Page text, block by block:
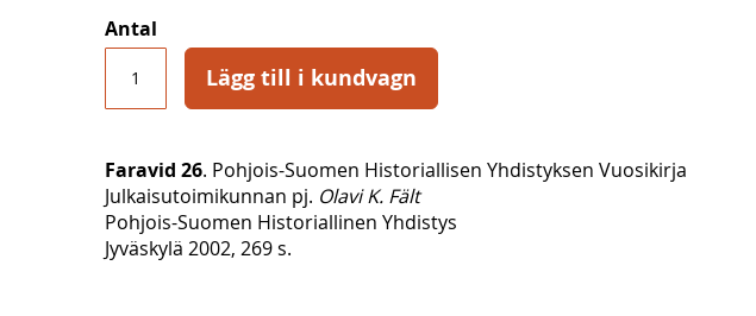
Antal
Lägg till i kundvagn
Faravid 26. Pohjois-Suomen Historiallisen Yhdistyksen Vuosikirja
Julkaisutoimikunnan pj. Olavi K. Fält
Pohjois-Suomen Historiallinen Yhdistys
Jyväskylä 2002, 269 s.